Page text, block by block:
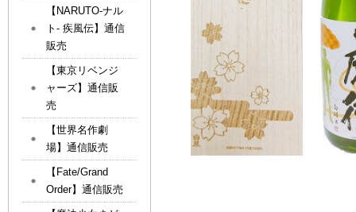
【NARUTO-ナル
ト- 疾風伝】通信
販売
【東京リベンジ
ャーズ】通信販
売
【世界名作劇
場】通信販売
【Fate/Grand
Order】通信販売